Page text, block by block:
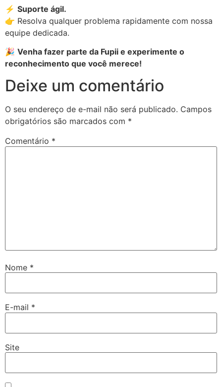
⚡ Suporte ágil.
👉 Resolva qualquer problema rapidamente com nossa
equipe dedicada.
🎉 Venha fazer parte da Fupii e experimente o
reconhecimento que você merece!
Deixe um comentário
O seu endereço de e-mail não será publicado. Campos
obrigatórios são marcados com *
Comentário *
Nome *
E-mail *
Site